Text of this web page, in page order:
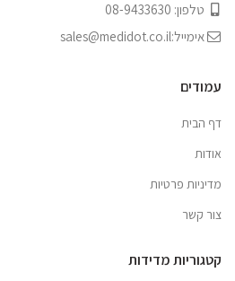
טלפון: 08-9433630
אימייל:sales@medidot.co.il
עמודים
דף הבית
אודות
מדיניות פרטיות
צור קשר
קטגוריות מדידות